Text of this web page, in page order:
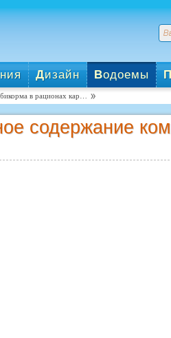
Дизайн Водоемы
в рационах кар…
содержание